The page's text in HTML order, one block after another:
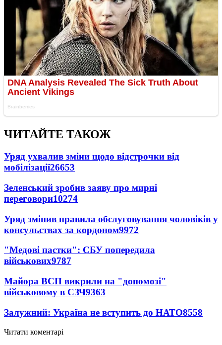
ЧИТАЙТЕ ТАКОЖ
Уряд ухвалив зміни щодо відстрочки від
мобілізації26653
Зеленський зробив заяву про мирні
переговори10274
Уряд змінив правила обслуговування чоловіків у
консульствах за кордоном9972
"Медові пастки": СБУ попередила
військових9787
Майора ВСП викрили на "допомозі"
військовому в СЗЧ9363
Залужний: Україна не вступить до НАТО8558
Читати коментарі